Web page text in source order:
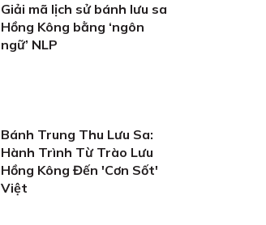
Giải mã lịch sử bánh lưu sa
Hồng Kông bằng ‘ngôn
ngữ’ NLP
Bánh Trung Thu Lưu Sa:
Hành Trình Từ Trào Lưu
Hồng Kông Đến 'Cơn Sốt'
Việt